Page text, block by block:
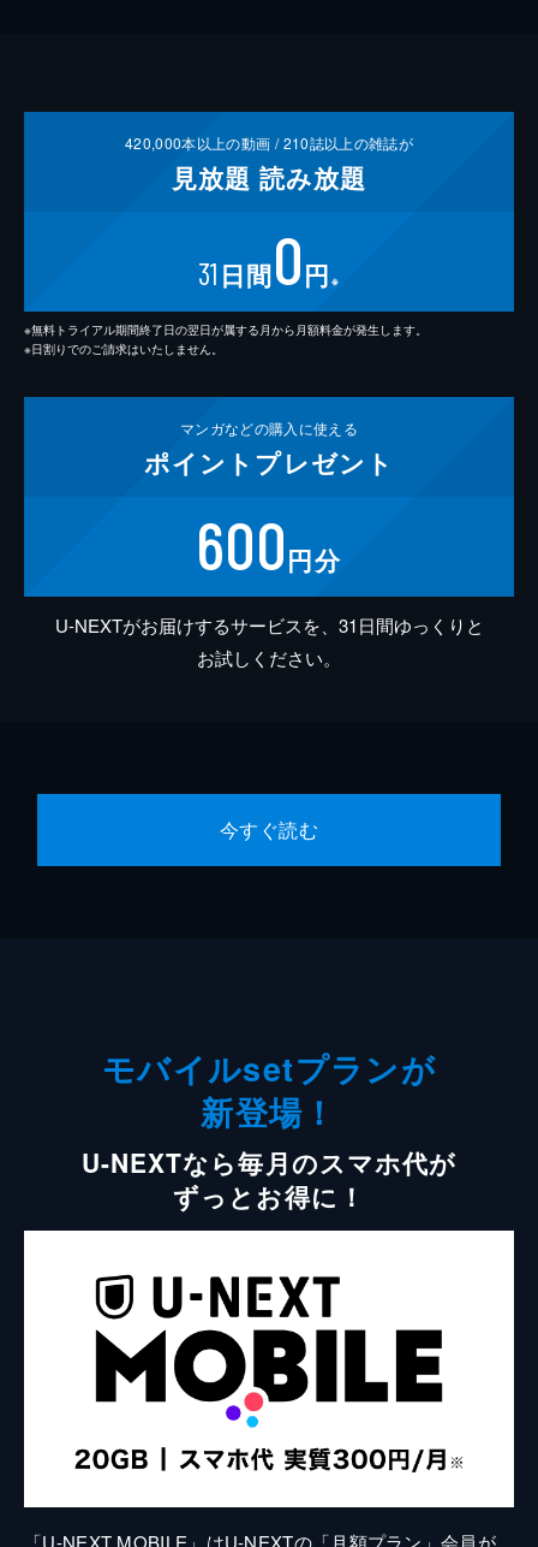
420,000本以上の動画 /210誌以上の雑誌が
見放題 読み放題
31 日間0円 ※
※無料トライアル期間終了日の翌日が属する月から月額料金が発生します。
※日割りでのご請求はいたしません。
マンガなどの購入に使える
ポイント プレゼント
600円分
U-NEXTがお届けするサービスを、31日間ゆっくりと
お試しください。
今すぐ読む
モバイルsetプランが
新登場！
U-NEXTなら毎月のスマホ代が
ずっとお得に！
「U-NEXT MOBILE」はU-NEXTの「月額プラン」会員が